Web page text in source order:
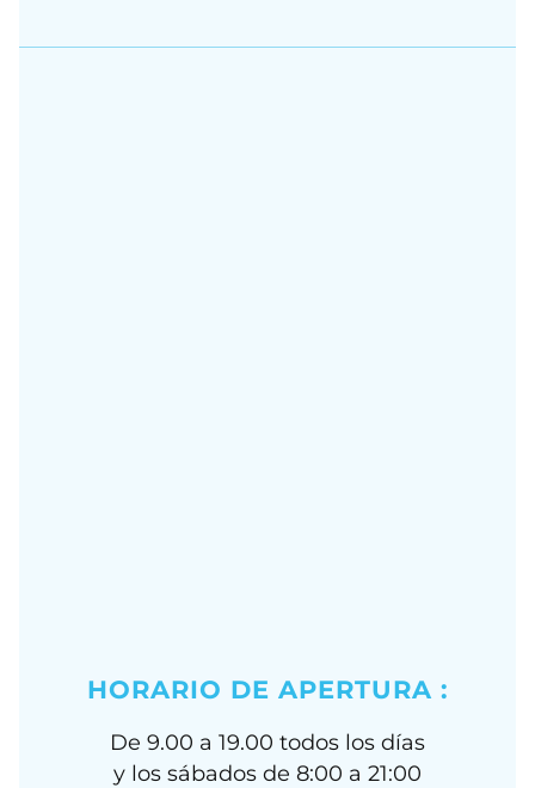
HORARIO DE APERTURA :
De 9.00 a 19.00 todos los días
y los sábados de 8:00 a 21:00